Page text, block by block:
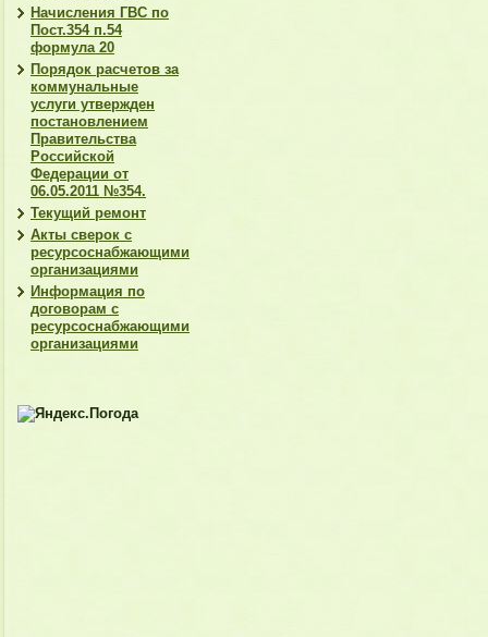
Начисления ГВС по
Пост.354 п.54
формула 20
Порядок расчетов за
коммунальные
услуги утвержден
постановлением
Правительства
Российской
Федерации от
06.05.2011 №354.
Текущий ремонт
Акты сверок с
ресурсоснабжающими
организациями
Информация по
договорам с
ресурсоснабжающими
организациями